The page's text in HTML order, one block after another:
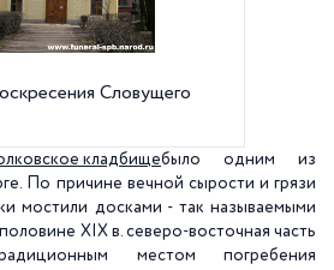
Словущего
кладбищебыло одним из
По причине вечной сырости и грязи
мостили досками - так называемыми
XIX в. северо-восточная часть
местом погребения